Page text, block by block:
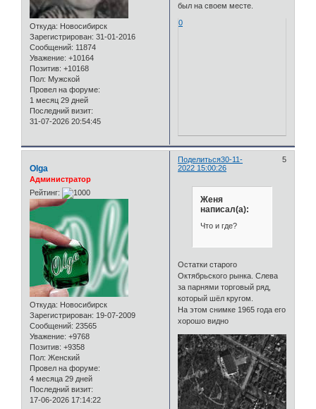
Откуда: Новосибирск
Зарегистрирован: 31-01-2016
Сообщений: 11874
Уважение: +10164
Позитив: +10168
Пол: Мужской
Провел на форуме:
1 месяц 29 дней
Последний визит:
31-07-2026 20:54:45
был на своем месте.
0
Поделиться 5
30-11-
2022 15:00:26
Olga
Администратор
Рейтинг:
Откуда: Новосибирск
Зарегистрирован: 19-07-2009
Сообщений: 23565
Уважение: +9768
Позитив: +9358
Пол: Женский
Провел на форуме:
4 месяца 29 дней
Последний визит:
17-06-2026 17:14:22
Женя
написал(а):
Что и где?
Остатки старого
Октябрьского рынка. Слева
за парнями торговый ряд,
который шёл кругом.
На этом снимке 1965 года его
хорошо видно